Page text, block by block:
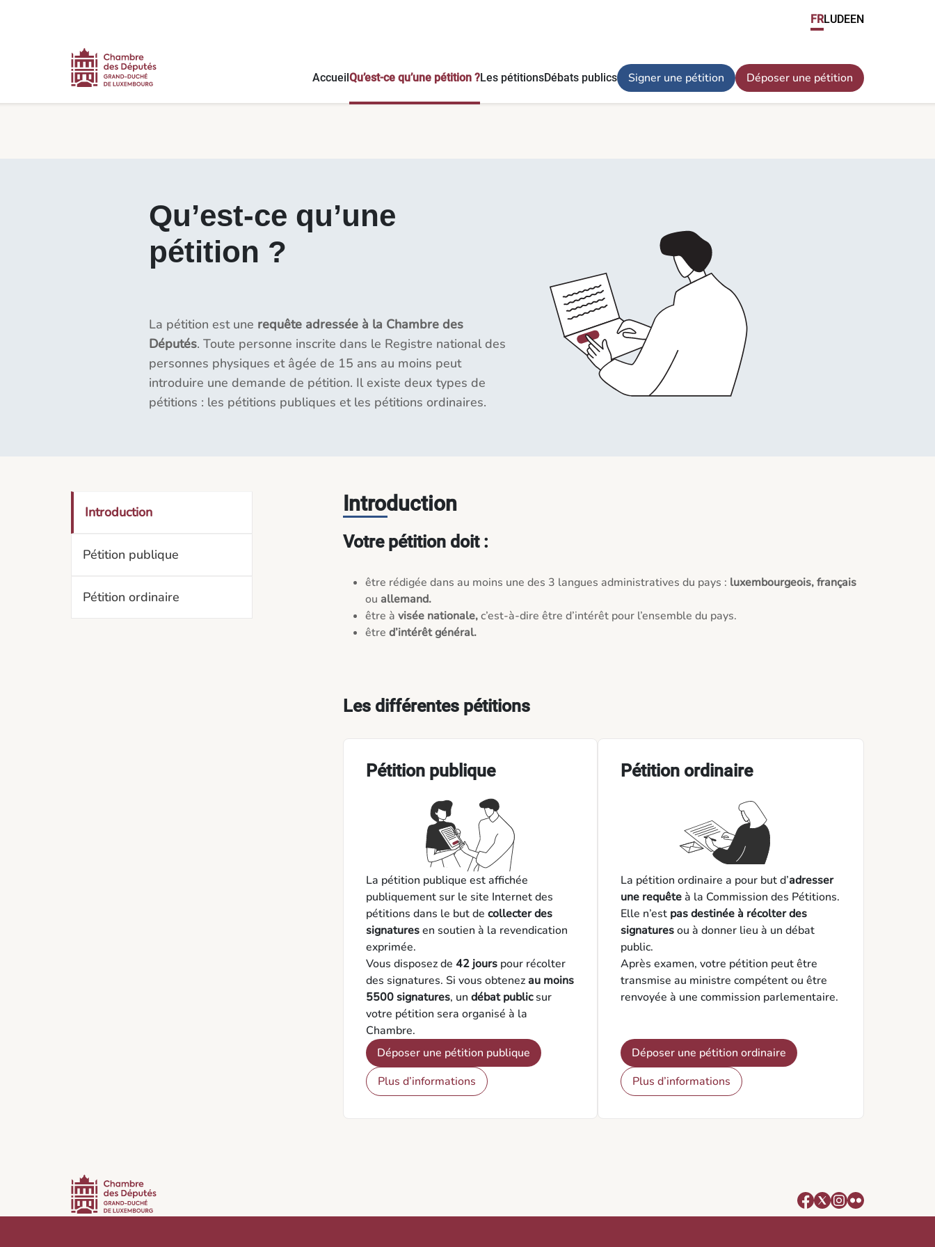
FRLUDEEN
AccueilQu’est-ce qu’une pétition ?Les pétitionsDébats publics Signer une pétition Déposer une pétition
Qu’est-ce qu’une
pétition ?
La pétition est une requête adressée à la Chambre des
Députés. Toute personne inscrite dans le Registre national des
personnes physiques et âgée de 15 ans au moins peut
introduire une demande de pétition. Il existe deux types de
pétitions : les pétitions publiques et les pétitions ordinaires.
Introduction
Pétition publique
Pétition ordinaire
Introduction
Votre pétition doit :
être rédigée dans au moins une des 3 langues administratives du pays : luxembourgeois, français
ou allemand.
être à visée nationale,c’est-à-dire être d’intérêt pour l’ensemble du pays.
être d’intérêt général.
Les différentes pétitions
Pétition publique
La pétition publique est affichée
publiquement sur le site Internet des
pétitions dans le but de collecter des
signaturesen soutien à la revendication
exprimée.
Vous disposez de 42 jourspour récolter
des signatures. Si vous obtenezau moins
5500 signatures, un débat publicsur
votre pétition sera organisé à la
Chambre.
Déposer une pétition publique
Plus d’informations
Pétition ordinaire
La pétition ordinaire a pour but d’adresser
une requêteà la Commission des Pétitions.
Elle n’est pas destinée à récolter des
signaturesou à donner lieu à un débat
public.
Après examen, votre pétition peut être
transmise au ministre compétent ou être
renvoyée à une commission parlementaire.
Déposer une pétition ordinaire
Plus d’informations